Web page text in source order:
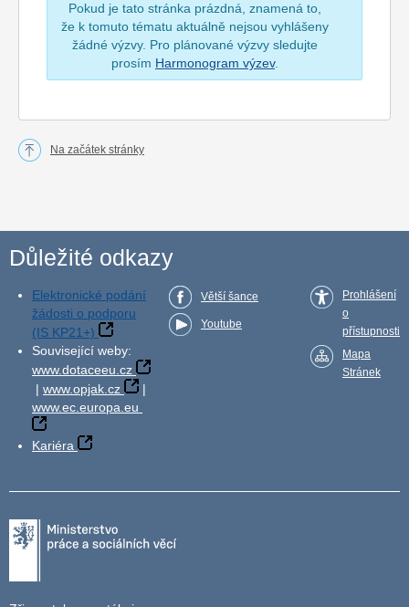
Pokud je tato stránka prázdná, znamená to,
že k tomuto tématu aktuálně nejsou vyhlášeny
žádné výzvy. Pro plánované výzvy sledujte
prosím Harmonogram výzev.
Na začátek stránky
Důležité odkazy
Elektronické podání
žádosti o podporu
(IS KP21+)
Související weby:
www.dotaceeu.cz
| www.opjak.cz
|
www.ec.europa.eu
Kariéra
Větší šance
Youtube
Prohlášení
o
přístupnosti
Mapa
Stránek